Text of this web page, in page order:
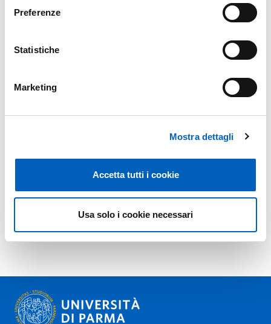
Preferenze
Statistiche
Marketing
Mostra dettagli
Accetta tutti i cookie
Usa solo i cookie necessari